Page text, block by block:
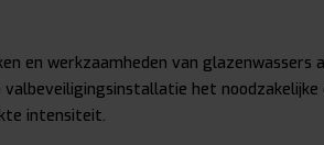
en werkzaamheden van glazenwassers
het noodzakelijke
intensiteit.